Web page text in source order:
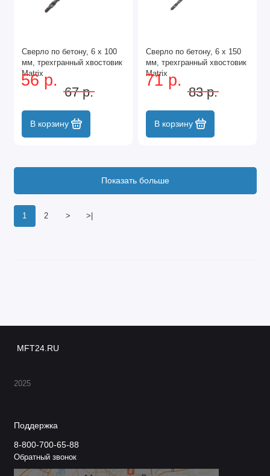
Сверло по бетону, 6 х 100
мм, трехгранный хвостовик
Matrix
56 р.
67 р.
В корзину
Сверло по бетону, 6 х 150
мм, трехгранный хвостовик
Matrix
71 р.
83 р.
В корзину
1 2 > >|
Показать больше
MFT24.RU
2025
Поддержка
8-800-700-65-88
Обратный звонок